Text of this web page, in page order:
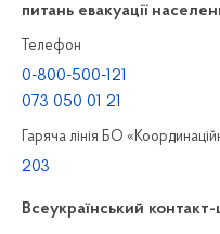
питань евакуації
Телефон
0-800-500-121
073 050 01 21
Гаряча лінія БО
203
Всеукраїнський